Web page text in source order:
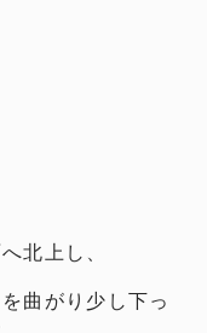
北上し、
曲がり少し下っ